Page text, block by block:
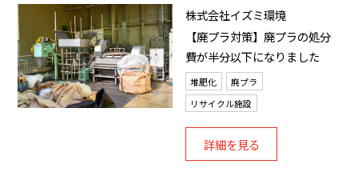
株式会社イズミ環境
【廃プラ対策】廃プラの処分
費が半分以下になりました
堆肥化
廃プラ
リサイクル施設
詳細を見る